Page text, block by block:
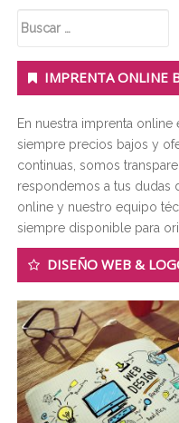
IMPRENTA ONLINE
En nuestra imprenta online
siempre precios bajos y
continuas, somos
respondemos a tus dudas
online y nuestro equipo
siempre disponible para
DISEÑO WEB &